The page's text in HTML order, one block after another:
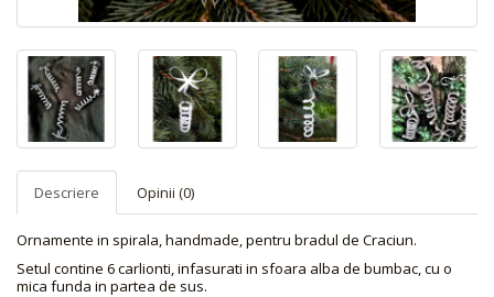
Descriere Opinii (0)
Ornamente in spirala, handmade, pentru bradul de Craciun.
Setul contine 6 carlionti, infasurati in sfoara alba de bumbac, cu o
mica funda in partea de sus.